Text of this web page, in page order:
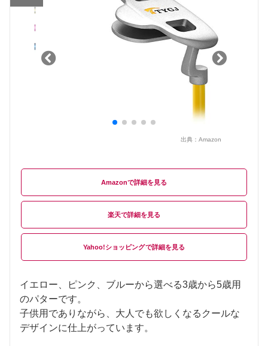
出典： Amazon
Amazon
楽天
Yahoo!ショッピング
イエロー、ピンク、ブルーから選べる3歳から5歳用
のパターです。
子供用でありながら、大人でも欲しくなるクールな
デザインに仕上がっています。